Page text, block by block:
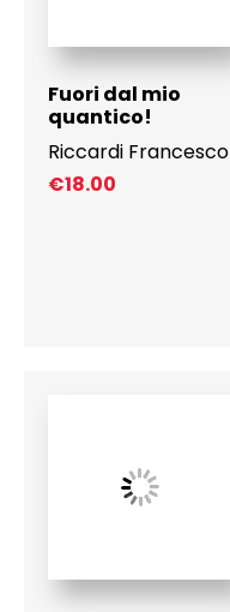
Fuori dal mio
quantico!
Riccardi Francesco
€18.00